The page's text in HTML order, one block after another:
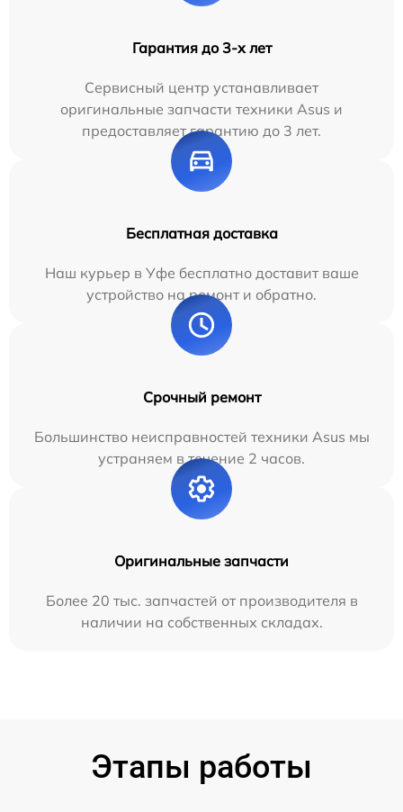
Гарантия до 3-х лет
Сервисный центр устанавливает
оригинальные запчасти техники Asus и
предоставляет гарантию до 3 лет.
Бесплатная доставка
Наш курьер в Уфе бесплатно доставит ваше
устройство на ремонт и обратно.
Срочный ремонт
Большинство неисправностей техники Asus мы
устраняем в течение 2 часов.
Оригинальные запчасти
Более 20 тыс. запчастей от производителя в
наличии на собственных складах.
Этапы работы